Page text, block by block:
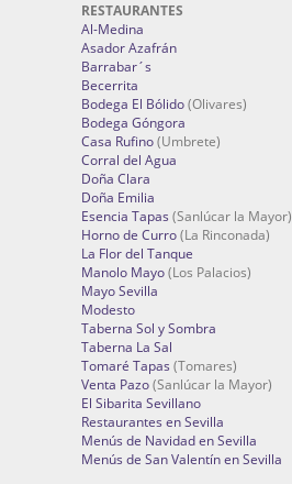
RESTAURANTES
Al-Medina
Asador Azafrán
Barrabar´s
Becerrita
Bodega El Bólido(Olivares)
Bodega Góngora
Casa Rufino(Umbrete)
Corral del Agua
Doña Clara
Doña Emilia
Esencia Tapas (Sanlúcar la Mayor)
Horno de Curro(La Rinconada)
La Flor del Tanque
Manolo Mayo(Los Palacios)
Mayo Sevilla
Modesto
Taberna Sol y Sombra
Taberna La Sal
Tomaré Tapas (Tomares)
Venta Pazo(Sanlúcar la Mayor)
El Sibarita Sevillano
Restaurantes en Sevilla
Menús de Navidad en Sevilla
Menús de San Valentín en Sevilla